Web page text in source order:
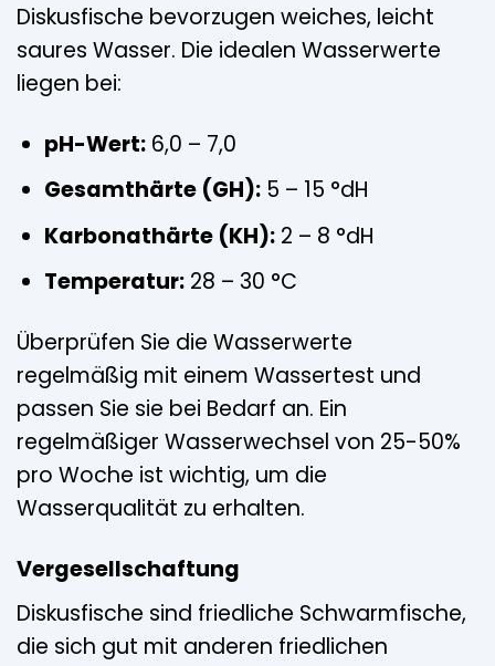
Diskusfische bevorzugen weiches, leicht
saures Wasser. Die idealen Wasserwerte
liegen bei:
pH-Wert:6,0 – 7,0
Gesamthärte (GH):5 – 15 °dH
Karbonathärte (KH):2 – 8 °dH
Temperatur:28 – 30 °C
Überprüfen Sie die Wasserwerte
regelmäßig mit einem Wassertest und
passen Sie sie bei Bedarf an. Ein
regelmäßiger Wasserwechsel von 25-50%
pro Woche ist wichtig, um die
Wasserqualität zu erhalten.
Vergesellschaftung
Diskusfische sind friedliche Schwarmfische,
die sich gut mit anderen friedlichen